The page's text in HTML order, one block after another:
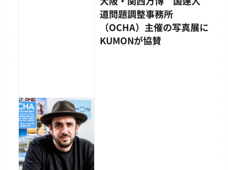
道問題調整事務所
（OCHA）主催の写真展に
KUMONが協賛